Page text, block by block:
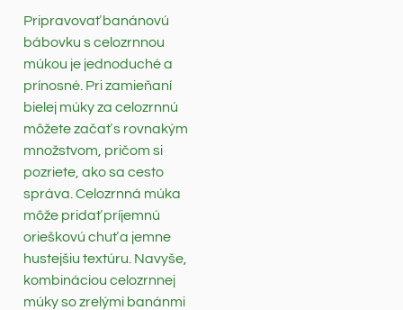
Pripravovať banánovú
bábovku s celozrnnou
múkou je jednoduché a
prínosné. Pri zamieňaní
bielej múky za celozrnnú
môžete začať s rovnakým
množstvom, pričom si
pozriete, ako sa cesto
správa. Celozrnná múka
môže pridať príjemnú
orieškovú chuť a jemne
hustejšiu textúru. Navyše,
kombináciou celozrnnej
múky so zrelými banánmi